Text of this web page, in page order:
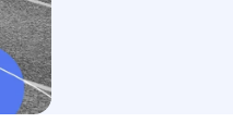
Top 50 entre
175.000+ Produtos
A única plataforma
de adoção digital
confiada por
milhares de